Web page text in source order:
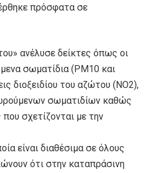
πρόσφατα σε
ανέλυσε δείκτες όπως οι
σωματίδια (PM10 και
διοξειδίου του αζώτου (NO2),
σωματιδίων καθώς
σχετίζονται με την
είναι διαθέσιμα σε όλους
ότι στην καταπράσινη